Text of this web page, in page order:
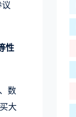
性
数
大